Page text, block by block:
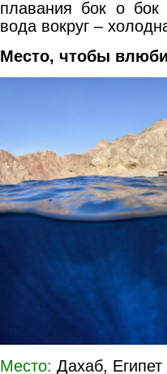
плавания бок о бок
вода вокруг –
Место, чтобы
Место: Дахаб, Египет